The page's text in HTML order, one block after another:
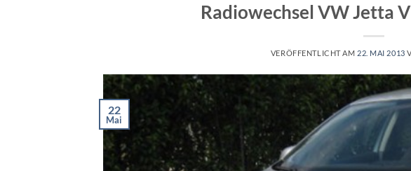
Radiowechsel VW Jetta
VERÖFFENTLICHT AM 22. MAI 2013
22
Mai